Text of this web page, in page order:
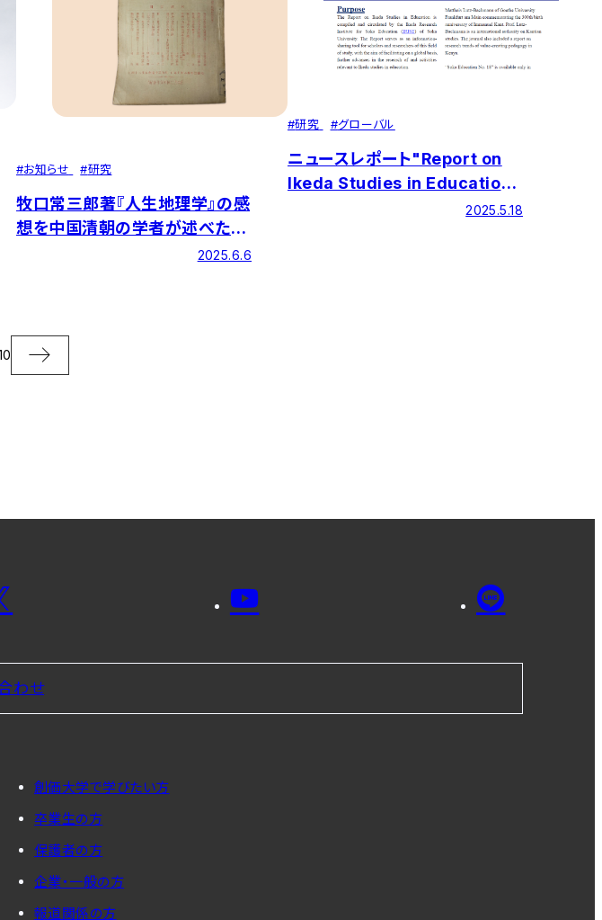
#お知らせ #研究
牧口常三郎著『人生地理学』の感
想を中国清朝の学者が述べた新
たな資料が発見されました2025.6.6
#研究 #グローバル
ニュースレポート"Report on
Ikeda Studies in Education"
2025.5.18
わせ
創価大学で学びたい方
卒業生の方
保護者の方
企業・一般の方
報道関係の方